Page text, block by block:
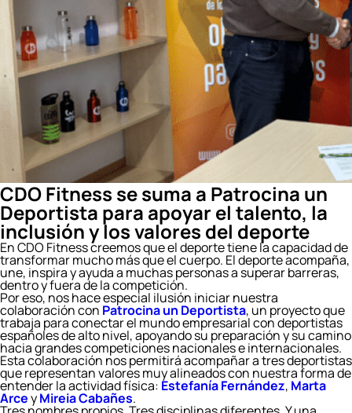
CDO Fitness se suma a Patrocina un
Deportista para apoyar el talento, la
inclusión y los valores del deporte
En CDO Fitness creemos que el deporte tiene la capacidad de
transformar mucho más que el cuerpo. El deporte acompaña,
une, inspira y ayuda a muchas personas a superar barreras,
dentro y fuera de la competición.
Por eso, nos hace especial ilusión iniciar nuestra
colaboración con Patrocina un Deportista, un proyecto que
trabaja para conectar el mundo empresarial con deportistas
españoles de alto nivel, apoyando su preparación y su camino
hacia grandes competiciones nacionales e internacionales.
Esta colaboración nos permitirá acompañar a tres deportistas
que representan valores muy alineados con nuestra forma de
entender la actividad física: Estefanía Fernández, Marta
ArceyMireia Cabañes.